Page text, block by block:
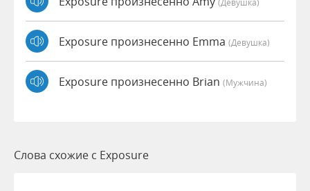
Exposure произнесенно Emma (девушка)
Exposure произнесенно Brian (мужчина)
Слова схожие с Exposure